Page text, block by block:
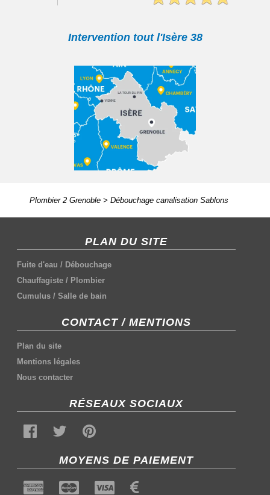
Intervention tout l'Isère 38
Plombier 2 Grenoble> Débouchage canalisation Sablons
PLAN DU SITE
Fuite d'eau / Débouchage
Chauffagiste / Plombier
Cumulus /Salle de bain
CONTACT / MENTIONS
Plan du site
Mentions légales
Nous contacter
RÉSEAUX SOCIAUX
MOYENS DE PAIEMENT